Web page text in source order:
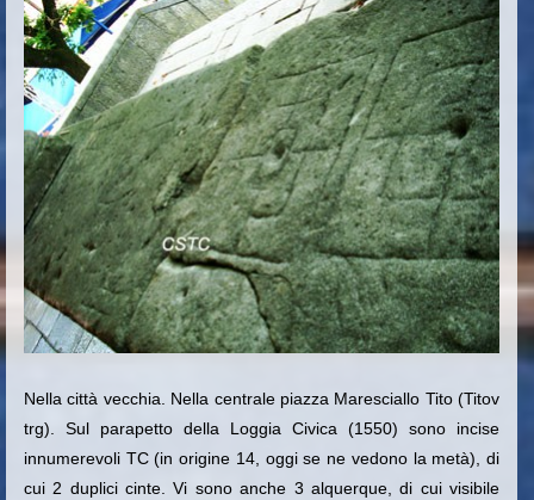
Nella città vecchia. Nella centrale piazza Maresciallo Tito (Titov
trg). Sul parapetto della Loggia Civica (1550) sono incise
innumerevoli TC (in origine 14, oggi se ne vedono la metà), di
cui 2 duplici cinte. Vi sono anche 3 alquerque, di cui visibile